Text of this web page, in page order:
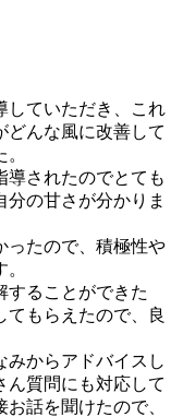
していただき、これ
どんな風に改善して
導されたのでとても
分の甘さが分かりま
ったので、積極性や
することができた
てもらえたので、良
みからアドバイスし
ん質問にも対応して
話を聞けたので、